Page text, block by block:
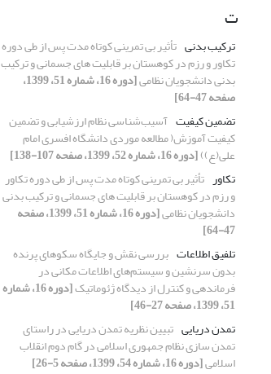
ت
ترکیب بدنی تأثیر بی تمرینی کوتاه مدت پس از طی دوره
تکاور و رزم در کوهستان بر قابلیت های جسمانی و ترکیب
بدنی دانشجویان نظامی [دوره 16، شماره 51، 1399،
صفحه 47-64]
تضمین کیفیت آسیب‌شناسی نظام ارزشیابی و تضمین
کیفیت آموزش( مطالعه موردی دانشگاه افسری امام
علی(ع))[دوره 16، شماره 52، 1399، صفحه 107-138]
تکاور تأثیر بی تمرینی کوتاه مدت پس از طی دوره تکاور
و رزم در کوهستان بر قابلیت های جسمانی و ترکیب بدنی
دانشجویان نظامی [دوره 16، شماره 51، 1399، صفحه
47-64]
تلفیق اطلاعات بررسی نقش و جایگاه سکوهای پرنده
بدون سرنشین و سیستم‌های‌ اطلاعات مکانی در
فرماندهی و کنترل از دیدگاه ژئوماتیک [دوره 16، شماره
51، 1399، صفحه 27-46]
تمدن دریایی تبیین نظریه تمدن دریایی در راستای
تمدن سازی نظام جمهوری اسلامی در گام دوم انقلاب
اسلامی[دوره 16، شماره 54، 1399، صفحه 5-26]